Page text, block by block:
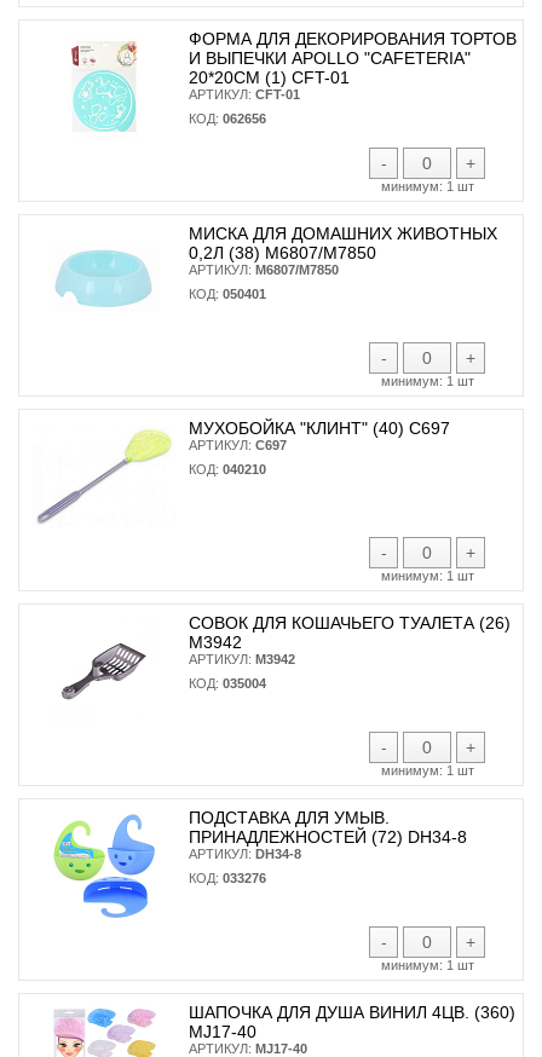
ФОРМА ДЛЯ ДЕКОРИРОВАНИЯ ТОРТОВ
И ВЫПЕЧКИ APOLLO "CAFETERIA"
20*20СМ (1) CFT-01
АРТИКУЛ: CFT-01
КОД: 062656
- +
минимум: 1 шт
МИСКА ДЛЯ ДОМАШНИХ ЖИВОТНЫХ
0,2Л (38) М6807/М7850
АРТИКУЛ: М6807/М7850
КОД: 050401
- +
минимум: 1 шт
МУХОБОЙКА "КЛИНТ" (40) С697
АРТИКУЛ: С697
КОД: 040210
- +
минимум: 1 шт
СОВОК ДЛЯ КОШАЧЬЕГО ТУАЛЕТА (26)
М3942
АРТИКУЛ: М3942
КОД: 035004
- +
минимум: 1 шт
ПОДСТАВКА ДЛЯ УМЫВ.
ПРИНАДЛЕЖНОСТЕЙ (72) DH34-8
АРТИКУЛ: DH34-8
КОД: 033276
- +
минимум: 1 шт
ШАПОЧКА ДЛЯ ДУША ВИНИЛ 4ЦВ. (360)
MJ17-40
АРТИКУЛ: MJ17-40